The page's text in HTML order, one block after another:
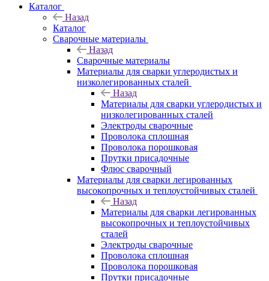
Каталог
Назад
Каталог
Сварочные материалы
Назад
Сварочные материалы
Материалы для сварки углеродистых и
низколегированных сталей
Назад
Материалы для сварки углеродистых и
низколегированных сталей
Электроды сварочные
Проволока сплошная
Проволока порошковая
Прутки присадочные
Флюс сварочный
Материалы для сварки легированных
высокопрочных и теплоустойчивых сталей
Назад
Материалы для сварки легированных
высокопрочных и теплоустойчивых
сталей
Электроды сварочные
Проволока сплошная
Проволока порошковая
Прутки присадочные